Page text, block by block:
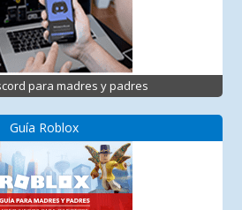
para madres y padres
Guía Roblox